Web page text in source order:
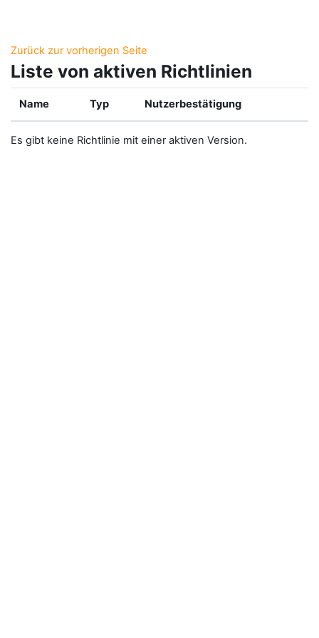
Zurück zur vorherigen Seite
Liste von aktiven Richtlinien
Name Typ Nutzerbestätigung
Es gibt keine Richtlinie mit einer aktiven Version.